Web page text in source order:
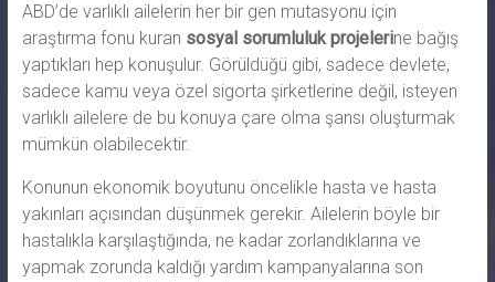
ABD’de varlıklı ailelerin her bir gen mutasyonu için
araştırma fonu kuran sosyal sorumluluk projelerine bağış
yaptıkları hep konuşulur. Görüldüğü gibi, sadece devlete,
sadece kamu veya özel sigorta şirketlerine değil, isteyen
varlıklı ailelere de bu konuya çare olma şansı oluşturmak
mümkün olabilecektir.
Konunun ekonomik boyutunu öncelikle hasta ve hasta
yakınları açısından düşünmek gerekir. Ailelerin böyle bir
hastalıkla karşılaştığında, ne kadar zorlandıklarına ve
yapmak zorunda kaldığı yardım kampanyalarına son